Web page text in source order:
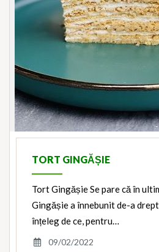
TORT GINGĂȘIE
Tort Gingășie Se pare că în
Gingășie a înnebunit de-a
înțeleg de ce, pentru…
09/02/2022